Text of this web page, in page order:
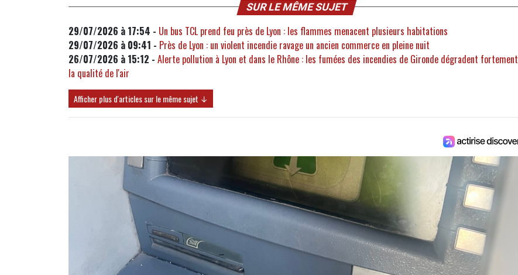
SUR LE MÊME SUJET
29/07/2026 à 17:54 - Un bus TCL prend feu près de Lyon : les flammes menacent plusieurs habitations
29/07/2026 à 09:41 - Près de Lyon : un violent incendie ravage un ancien commerce en pleine nuit
26/07/2026 à 15:12 - Alerte pollution à Lyon et dans le Rhône : les fumées des incendies de Gironde dégradent fortement
la qualité de l'air
Afficher plus d'articles sur le même sujet ↓